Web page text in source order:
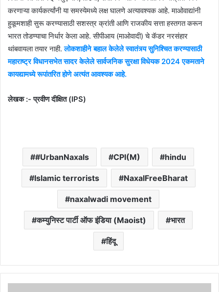
करणाऱ्या कार्यकर्त्यांनी या समस्येमध्ये लक्ष घालणे अत्यावश्यक आहे. माओवाद्यांनी
हुकूमशाही सुरू करण्यासाठी सशस्त्र क्रांती आणि राजकीय सत्ता हस्तगत करून
भारत तोडण्याचा निर्धार केला आहे. सीपीआय (माओवादी) चे कॅडर नरसंहार
थांबवायला तयार नाही.लोकशाहीने बहाल केलेले स्वातंत्र्य सुनिश्चित करण्यासाठी
महाराष्ट्र विधानसभेत सादर केलेले सार्वजनिक सुरक्षा विधेयक 2024 एकमताने
कायद्यामध्ये रूपांतरित होणे अत्यंत आवश्यक आहे.
लेखक :- प्रवीण दीक्षित (IPS)
#UrbanNaxals CPI(M) hindu
Islamic terrorists NaxalFreeBharat
naxalwadi movement
कम्युनिस्ट पार्टी ऑफ इंडिया (Maoist) भारत
हिंदू